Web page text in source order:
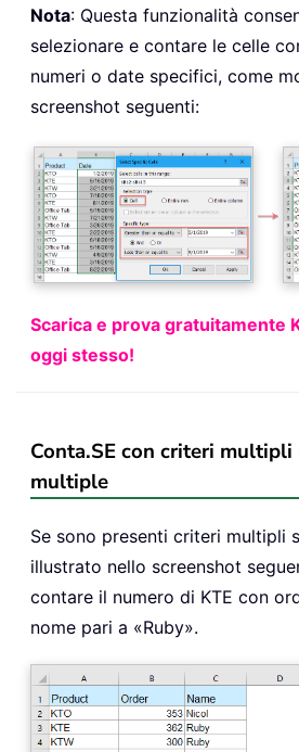
Nota: Questa funzionalità
selezionare e contare le celle
numeri o date specifici, come
screenshot seguenti:
Scarica e prova gratuitamente
oggi stesso!
Conta.SE con criteri
multiple
Se sono presenti criteri multipli
illustrato nello screenshot
contare il numero di KTE con
nome pari a «Ruby».